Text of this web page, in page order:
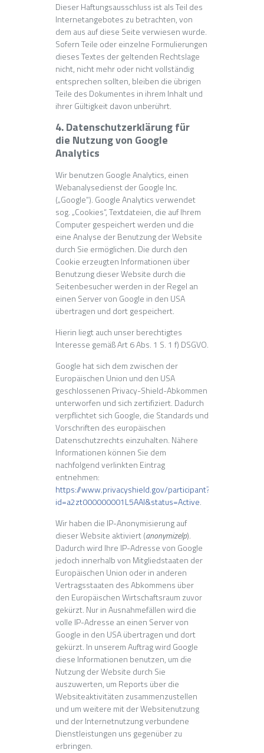
Dieser Haftungsausschluss ist als Teil des
Internetangebotes zu betrachten, von
dem aus auf diese Seite verwiesen wurde.
Sofern Teile oder einzelne Formulierungen
dieses Textes der geltenden Rechtslage
nicht, nicht mehr oder nicht vollständig
entsprechen sollten, bleiben die übrigen
Teile des Dokumentes in ihrem Inhalt und
ihrer Gültigkeit davon unberührt.
4. Datenschutzerklärung für
die Nutzung von Google
Analytics
Wir benutzen Google Analytics, einen
Webanalysedienst der Google Inc.
(„Google“). Google Analytics verwendet
sog. „Cookies“, Textdateien, die auf Ihrem
Computer gespeichert werden und die
eine Analyse der Benutzung der Website
durch Sie ermöglichen. Die durch den
Cookie erzeugten Informationen über
Benutzung dieser Website durch die
Seitenbesucher werden in der Regel an
einen Server von Google in den USA
übertragen und dort gespeichert.
Hierin liegt auch unser berechtigtes
Interesse gemäß Art 6 Abs. 1 S. 1 f) DSGVO.
Google hat sich dem zwischen der
Europäischen Union und den USA
geschlossenen Privacy-Shield-Abkommen
unterworfen und sich zertifiziert. Dadurch
verpflichtet sich Google, die Standards und
Vorschriften des europäischen
Datenschutzrechts einzuhalten. Nähere
Informationen können Sie dem
nachfolgend verlinkten Eintrag
entnehmen:
https://www.privacyshield.gov/participant?
id=a2zt000000001L5AAI&status=Active.
Wir haben die IP-Anonymisierung auf
dieser Website aktiviert (anonymizeIp).
Dadurch wird Ihre IP-Adresse von Google
jedoch innerhalb von Mitgliedstaaten der
Europäischen Union oder in anderen
Vertragsstaaten des Abkommens über
den Europäischen Wirtschaftsraum zuvor
gekürzt. Nur in Ausnahmefällen wird die
volle IP-Adresse an einen Server von
Google in den USA übertragen und dort
gekürzt. In unserem Auftrag wird Google
diese Informationen benutzen, um die
Nutzung der Website durch Sie
auszuwerten, um Reports über die
Websiteaktivitäten zusammenzustellen
und um weitere mit der Websitenutzung
und der Internetnutzung verbundene
Dienstleistungen uns gegenüber zu
erbringen.